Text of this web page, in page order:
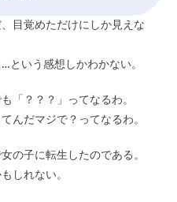
目覚めただけにしか見えな
という感想しかわかない。
「？？？」ってなるわ。
んだマジで？ってなるわ。
の子に転生したのである。
しれない。